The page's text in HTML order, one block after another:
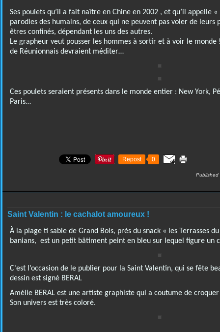
Ses poulets qu’il a fait naître en Chine en 2002 , et qu’il appelle «
parodies des humains, de ceux qui ne peuvent pas voler de leurs
êtres confinés, dépendant les uns des autres.
Le grapheur veut pousser les hommes à sortir et à voir le monde
de Réunionnais devraient méditer…
Ces poulets seraient présents dans le monde entier : New York,
Paris…
Repost 0
Published
Saint Valentin : le cachalot amoureux !
À la plage ti sable de Grand Bois, près du snack « les Terrasses
banians, est un petit bâtiment peint en bleu sur lequel figure un
C’est l’occasion de le publier pour la Saint Valentin, qui se fête
dessin est signé BERAL
Amélie BERAL est une artiste graphiste qui a coutume de
Son univers est très coloré.